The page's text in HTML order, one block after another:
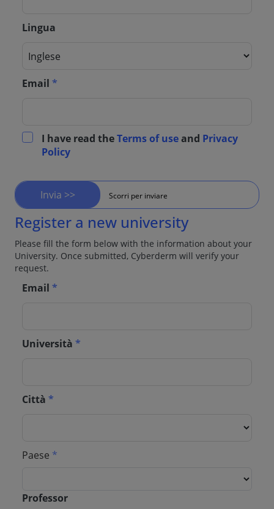
Lingua
Email *
I have read theTerms of useand Privacy
Policy
Invia >> Scorri per inviare
Register a new university
Please fill the form below with the information about your
University. Once submitted, Cyberderm will verify your
request.
Email *
Università *
Città *
Paese *
Professor